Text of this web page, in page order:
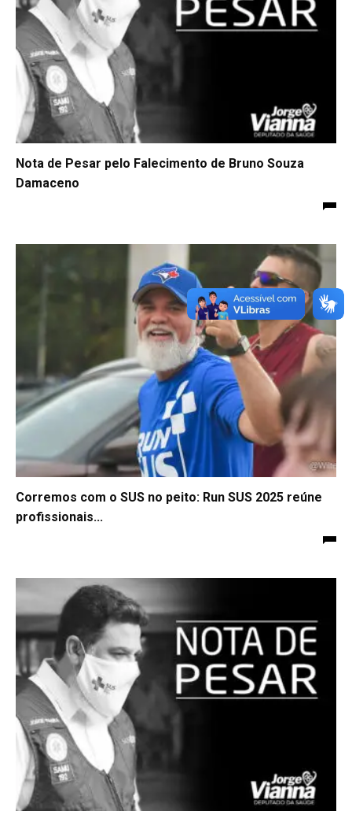
Nota de Pesar pelo Falecimento de Bruno Souza
Damaceno
Corremos com o SUS no peito: Run SUS 2025 reúne
profissionais...